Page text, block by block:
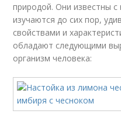
природой. Они известны
изучаются до сих пор,
свойствами и
обладают следующими
организм человека: